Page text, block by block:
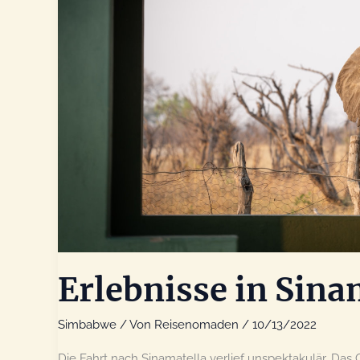
Erlebnisse in
Simbabwe / Von Reisenomaden / 10/13/2022